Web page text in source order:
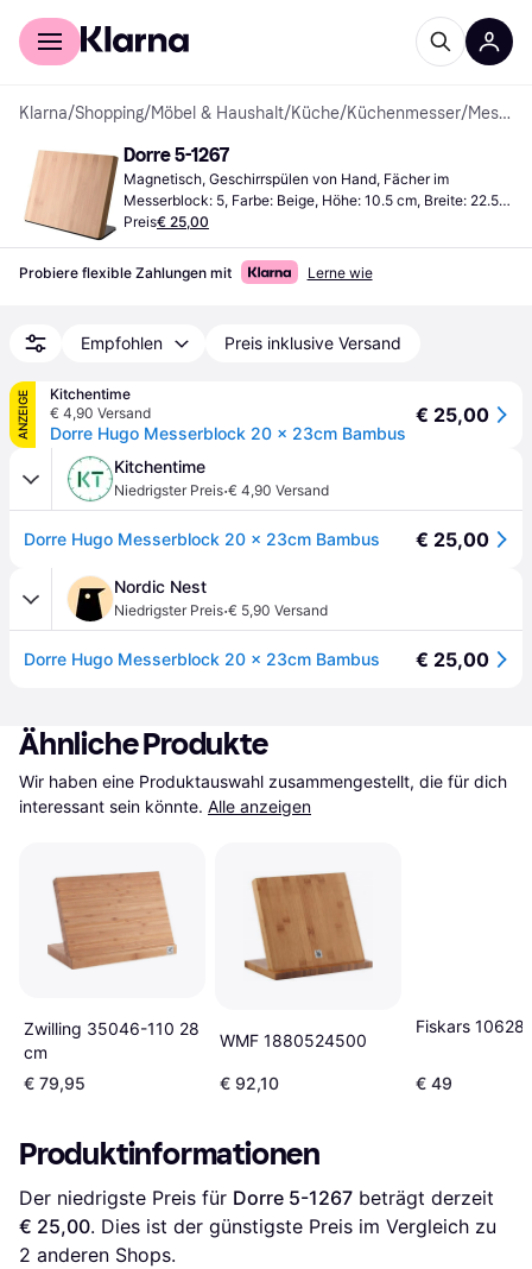
Für Shopper
Klarna/Shopping/Möbel & Haushalt/Küche/Küchenmesser/ Messerblöcke
Dorre 5-1267
Magnetisch, Geschirrspülen von Hand, Fächer im
Messerblock: 5, Farbe: Beige, Höhe: 10.5 cm, Breite: 22.5
cm, Länge: 20 cm
Preis€ 25,00
Probiere flexible Zahlungen mit Lerne wie
Empfohlen Preis inklusive Versand
ANZEIGE
Kitchentime
€ 4,90 Versand
Dorre Hugo Messerblock 20 x 23cm Bambus
€ 25,00
Kitchentime
Niedrigster Preis·€ 4,90 Versand
Dorre Hugo Messerblock 20 x 23cm Bambus € 25,00
Nordic Nest
Niedrigster Preis·€ 5,90 Versand
Dorre Hugo Messerblock 20 x 23cm Bambus € 25,00
Ähnliche Produkte
Wir haben eine Produktauswahl zusammengestellt, die für dich
interessant sein könnte. Alle anzeigen
Zwilling 35046-110 28
cm
€ 79,95
WMF 1880524500
€ 92,10
Fiskars
€ 49
Produktinformationen
Der niedrigste Preis für Dorre 5-1267
€ 25,00
2 anderen Shops.